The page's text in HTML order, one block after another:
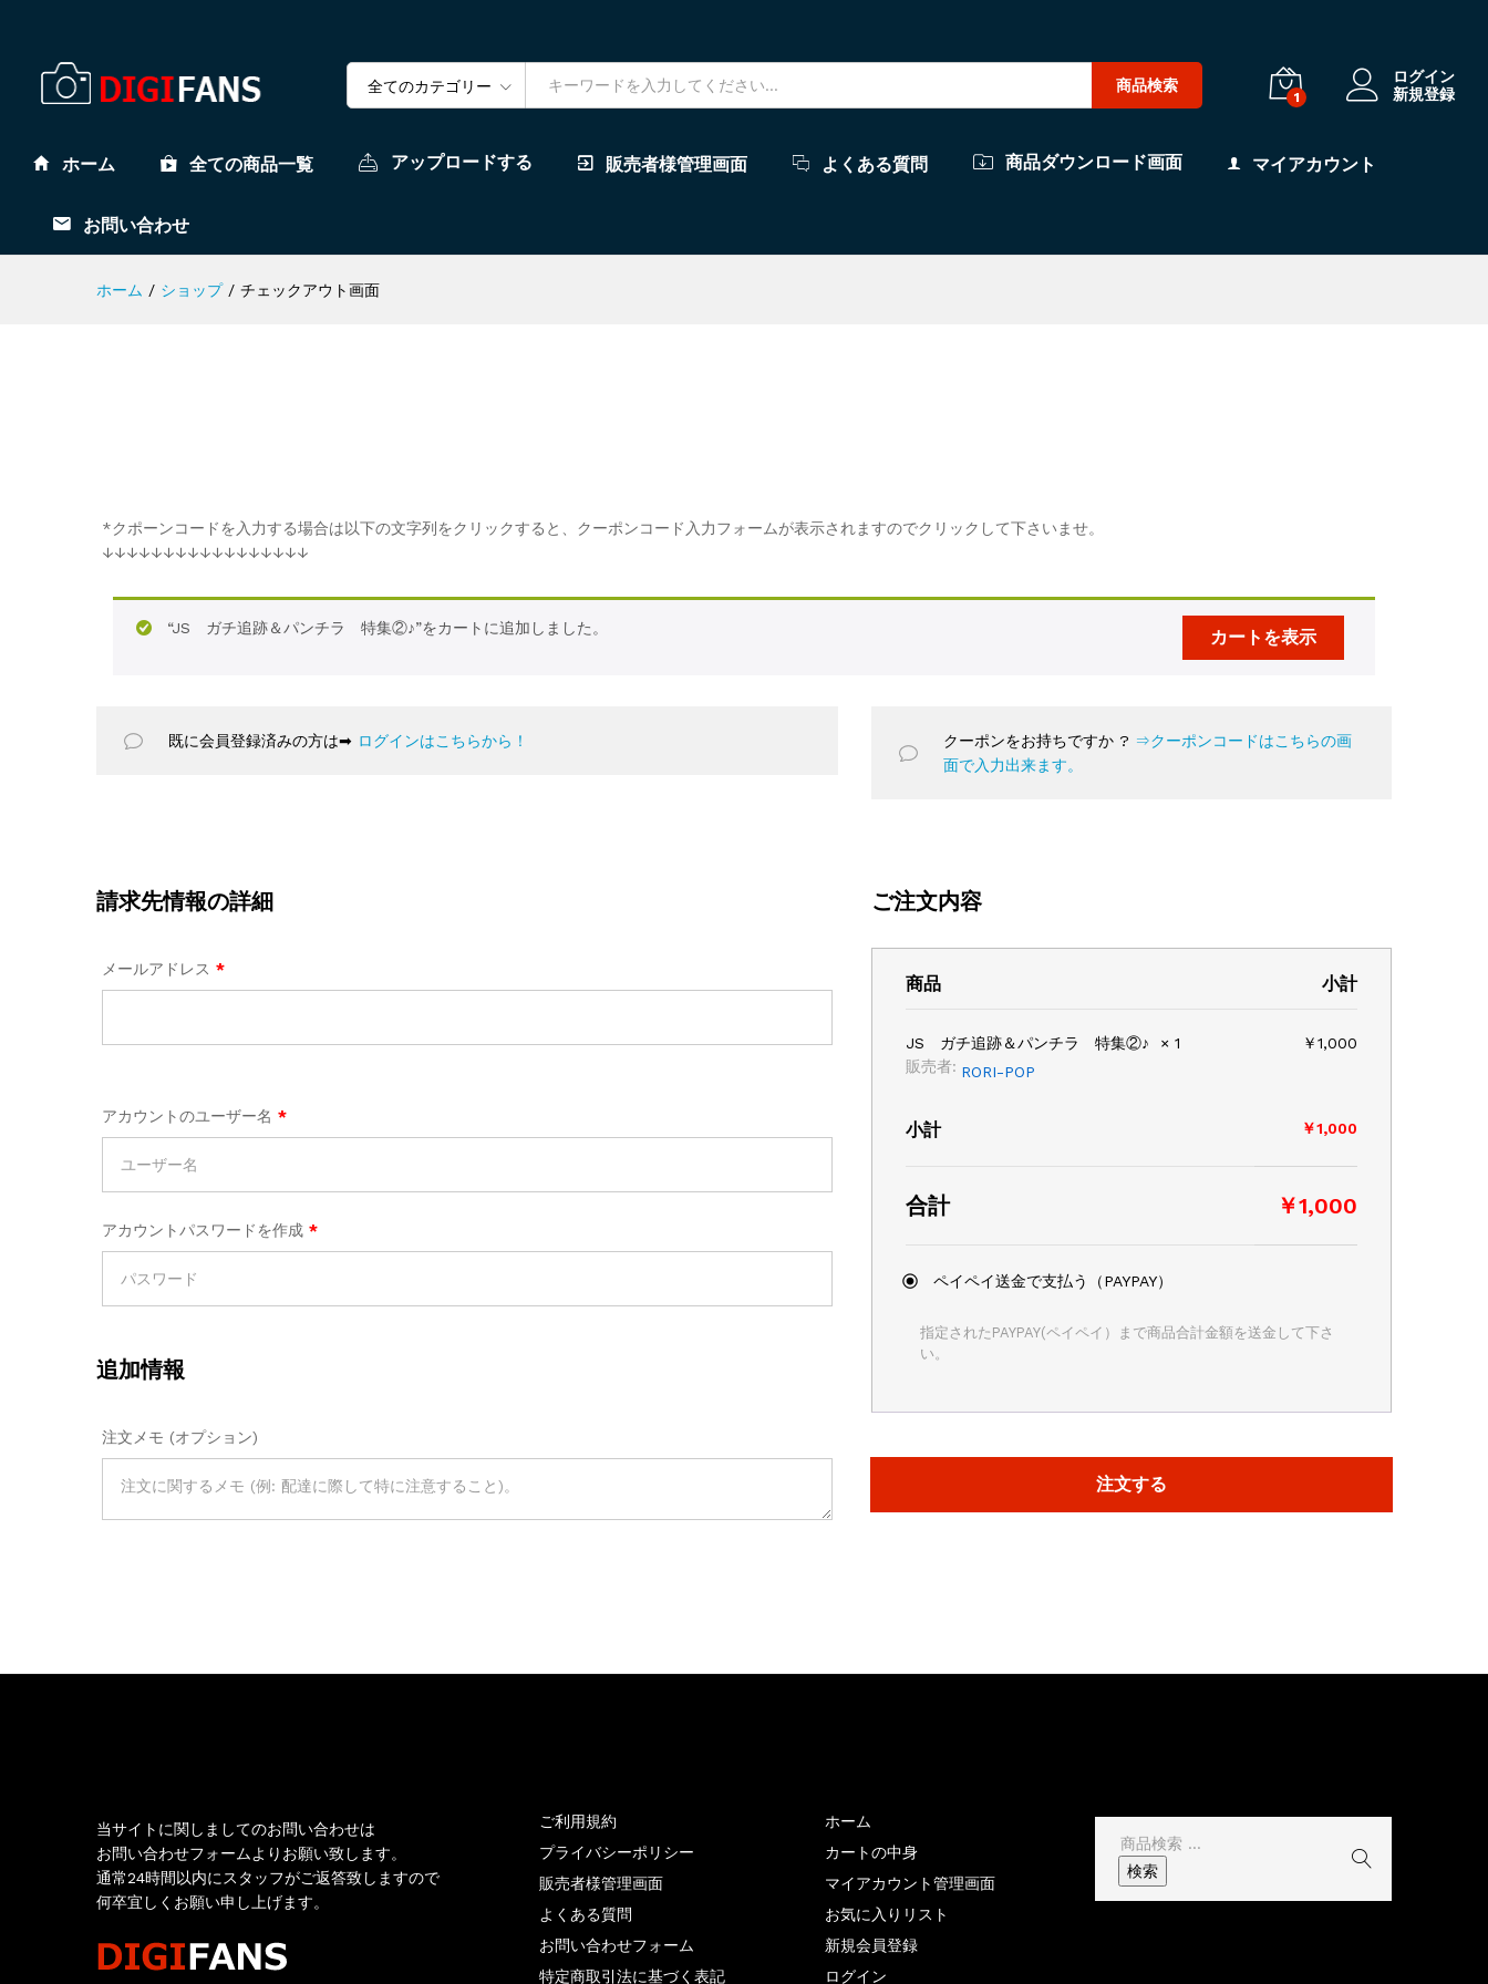
全てのカテゴリー 商品検索
1
ログイン
新規登録
ホーム 全ての商品一覧 アップロードする 販売者様管理画面 よくある質問 商品ダウンロード画面 マイアカウント
お問い合わせ
ホーム / ショップ / チェックアウト画面
*クポーンコードを入力する場合は以下の文字列をクリックすると、クーポンコード入力フォームが表示されますのでクリックして下さいませ。
↓↓↓↓↓↓↓↓↓↓↓↓↓↓↓↓↓
カートを表示
“JS ガチ追跡＆パンチラ 特集②♪”をカートに追加しました。
既に会員登録済みの方は➡ ログインはこちらから！ クーポンをお持ちですか ? ⇒クーポンコードはこちらの画
面で入力出来ます。
請求先情報の詳細
メールアドレス *
アカウントのユーザー名 *
アカウントパスワードを作成 *
追加情報
注文メモ (オプション)
ご注文内容
商品 小計
JS ガチ追跡＆パンチラ 特集②♪ × 1
販売者: RORI-POP
￥1,000
小計 ￥1,000
合計 ￥1,000
ペイペイ送金で支払う（PAYPAY）
指定されたPAYPAY(ペイペイ）まで商品合計金額を送金して下さ
い。
注文する
当サイトに関しましてのお問い合わせは
お問い合わせフォームよりお願い致します。
通常24時間以内にスタッフがご返答致しますので
何卒宜しくお願い申し上げます。
ご利用規約
プライバシーポリシー
販売者様管理画面
よくある質問
お問い合わせフォーム
特定商取引法に基づく表記
ホーム
カートの中身
マイアカウント管理画面
お気に入りリスト
新規会員登録
ログイン
検
索
結
検索